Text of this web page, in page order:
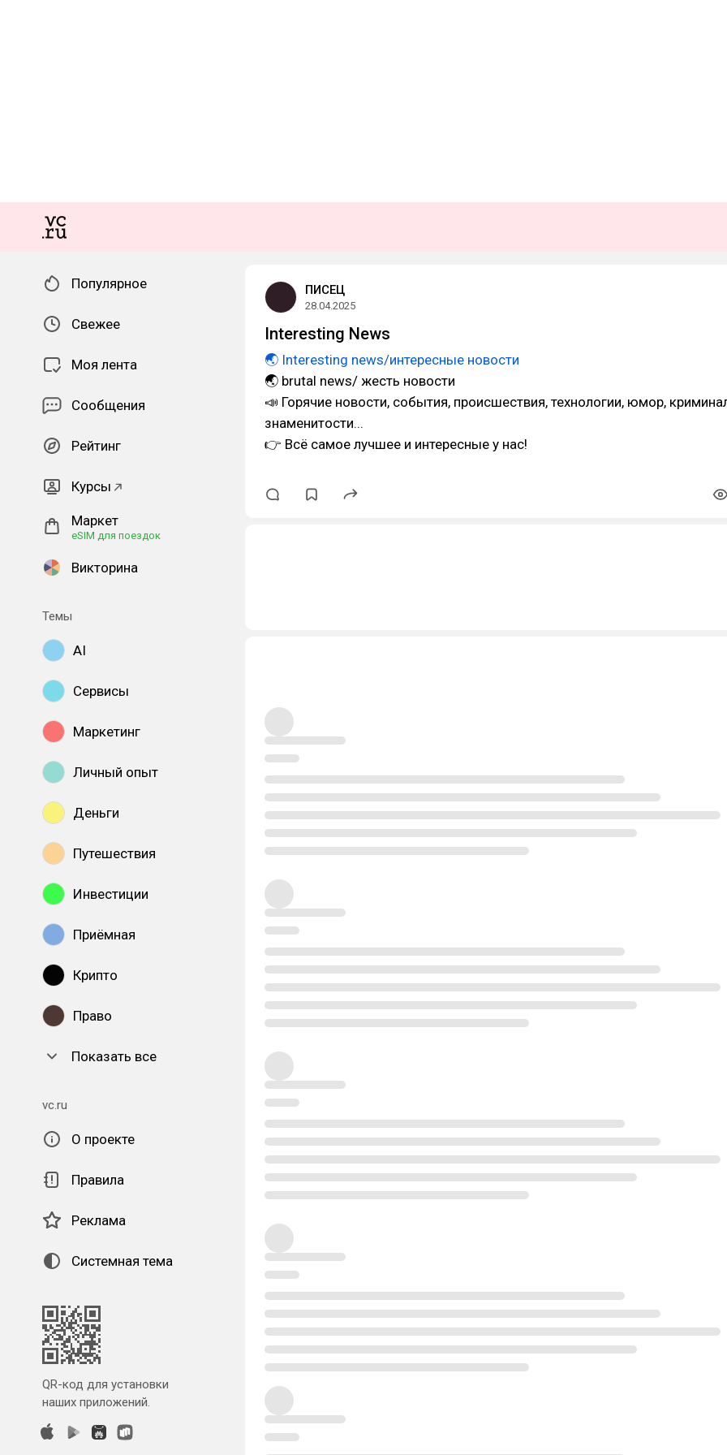
Популярное
Свежее
Моя лента
Сообщения
Рейтинг
Курсы
Маркет
eSIM для поездок
Викторина
Темы
AI
Сервисы
Маркетинг
Личный опыт
Деньги
Путешествия
Инвестиции
Приёмная
Крипто
Право
Показать все
vc.ru
О проекте
Правила
Реклама
Системная тема
QR-код для установки
наших приложений.
ПИСЕЦ
28.04.2025
Interesting News
🌏 Interesting news/интересные новости
🌏 brutal news/ жесть новости
📣 Горячие новости, события, происшествия, технологии, юмор,
знаменитости...
👉 Всё самое лучшее и интересные у нас!